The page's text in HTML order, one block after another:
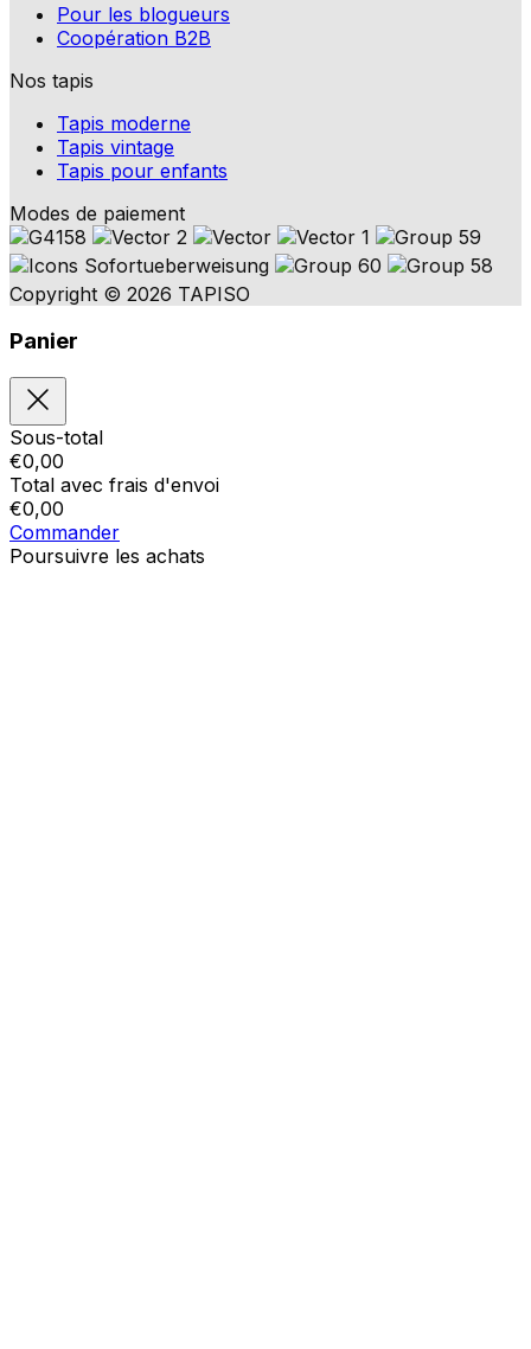
Pour les blogueurs
Coopération B2B
Nos tapis
Tapis moderne
Tapis vintage
Tapis pour enfants
Modes de paiement
Copyright © 2026 TAPISO
Panier
Sous-total
€0,00
Total avec frais d'envoi
€0,00
Commander
Poursuivre les achats